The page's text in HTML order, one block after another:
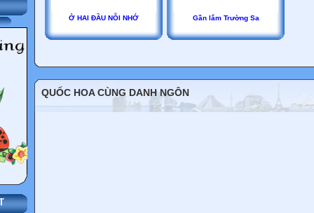
Ở HAI ĐẦU NỖI NHỚ Gần lắm Trường Sa
QUỐC HOA CÙNG DANH NGÔN